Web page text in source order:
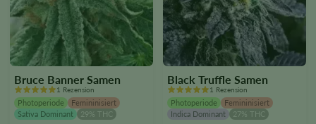
Bruce Banner Samen
1 Rezension
Photoperiode
Femininisiert
Sativa Dominant
29% THC
Black Truffle Samen
1 Rezension
Photoperiode
Femininisiert
Indica Dominant
27% THC